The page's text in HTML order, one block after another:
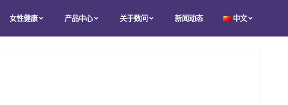
女性健康 产品中心 关于数问 新闻动态 中文